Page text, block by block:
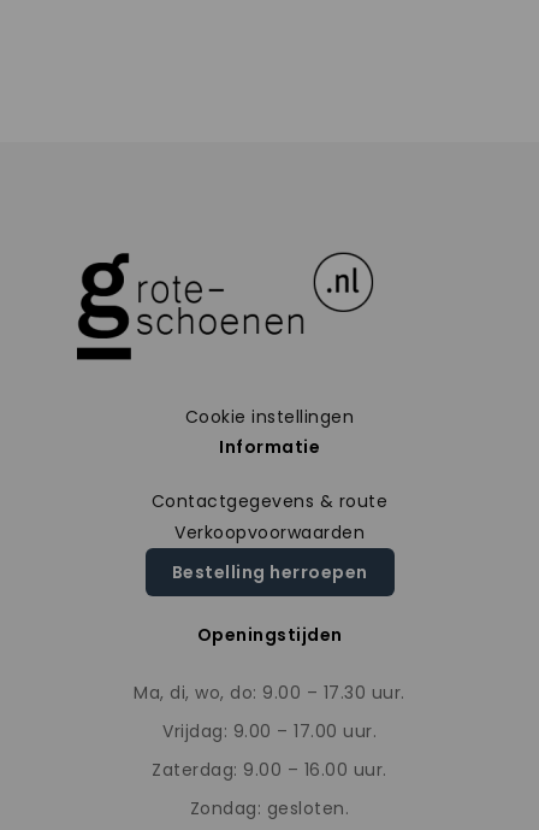
Cookie instellingen
Informatie
Contactgegevens & route
Verkoopvoorwaarden
Bestelling herroepen
Openingstijden
Ma, di, wo, do: 9.00 – 17.30 uur.
Vrijdag: 9.00 – 17.00 uur.
Zaterdag: 9.00 – 16.00 uur.
Zondag: gesloten.